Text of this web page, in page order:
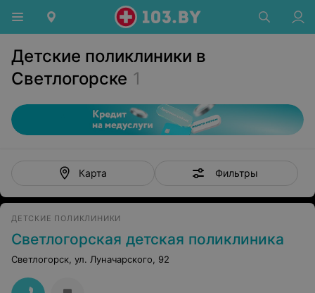
Детские поликлиники в
Светлогорске 1
Карта Фильтры
ДЕТСКИЕ ПОЛИКЛИНИКИ
Светлогорская детская поликлиника
Светлогорск, ул. Луначарского, 92